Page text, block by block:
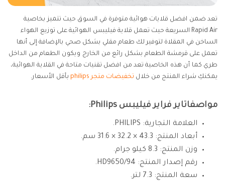
تعد ضمن افضل قلايات هوائية متوفرة في السوق حيث تتميز بخاصية
Rapid Air السريعة حيث تعمل قلاية فيليبس الهوائية على توزيع الهواء
الساخن في المقلاة لتوفير لك طعام مقلي بشكل صحي بالإضافة إلى أنها
تعمل على قرمشة الطعام بشكل رائع من الخارج ويكون الطعام من الداخل
طري كما أن هذه الخاصية تعد من افضل تقنيات متاحة في القلاية الهوائية،
يمكنكِ شراء المنتج من خلال تخفيضات متجر philips بأقل الأسعار.
مواصفاتاير فراير فيليبس Philips:
العلامة التجارية: PHILIPS.
أبعاد المنتج: 43.3 × 32.2 × 31.6 سم.
وزن المنتج: 8.3 كيلو جرام.
رقم إصدار المنتج: ‎HD9650/94.
سعة المنتج: 7.3 لتر.